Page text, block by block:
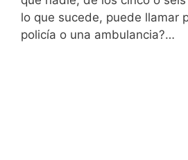
lo que sucede, puede llamar
policía o una ambulancia?…